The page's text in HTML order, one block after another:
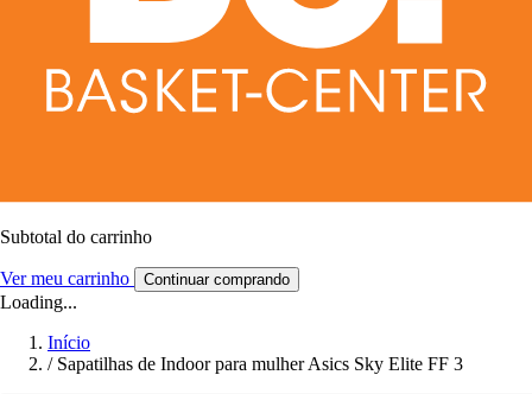
Subtotal do carrinho
Ver meu carrinho Continuar comprando
Loading...
Início
/ Sapatilhas de Indoor para mulher Asics Sky Elite FF 3